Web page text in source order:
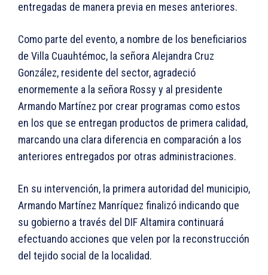
entregadas de manera previa en meses anteriores.
Como parte del evento, a nombre de los beneficiarios
de Villa Cuauhtémoc, la señora Alejandra Cruz
González, residente del sector, agradeció
enormemente a la señora Rossy y al presidente
Armando Martínez por crear programas como estos
en los que se entregan productos de primera calidad,
marcando una clara diferencia en comparación a los
anteriores entregados por otras administraciones.
En su intervención, la primera autoridad del municipio,
Armando Martínez Manríquez finalizó indicando que
su gobierno a través del DIF Altamira continuará
efectuando acciones que velen por la reconstrucción
del tejido social de la localidad.